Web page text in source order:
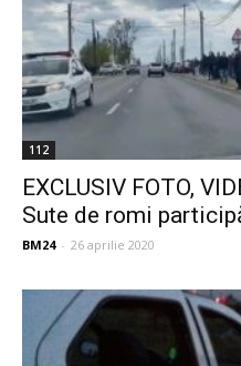
112
EXCLUSIV FOTO,
Sute de romi
BM24 - 26 aprilie 2020